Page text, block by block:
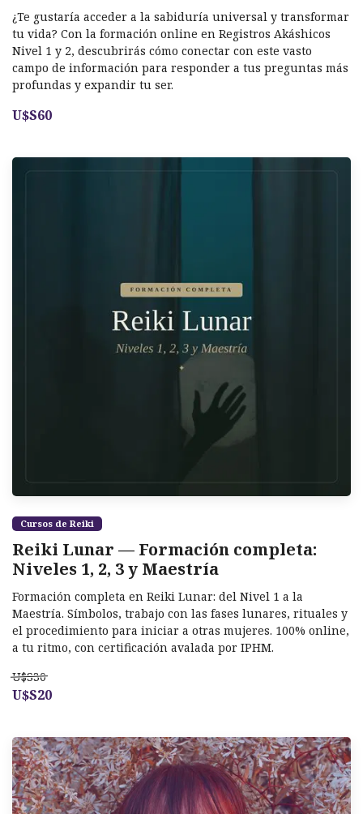
¿Te gustaría acceder a la sabiduría universal y transformar
tu vida? Con la formación online en Registros Akáshicos
Nivel 1 y 2, descubrirás cómo conectar con este vasto
campo de información para responder a tus preguntas más
profundas y expandir tu ser.
U$S60
Cursos de Reiki
Reiki Lunar — Formación completa:
Niveles 1, 2, 3 y Maestría
Formación completa en Reiki Lunar: del Nivel 1 a la
Maestría. Símbolos, trabajo con las fases lunares, rituales y
el procedimiento para iniciar a otras mujeres. 100% online,
a tu ritmo, con certificación avalada por IPHM.
U$S30
U$S20